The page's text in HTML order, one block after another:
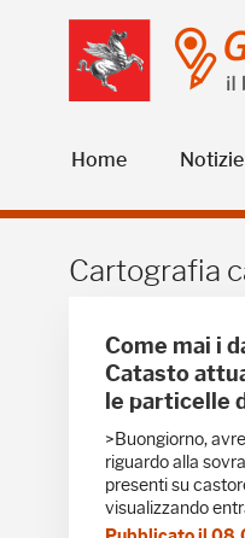
Skip to Main Content
Home Notizie
Cartografia
Come mai i
Catasto
le particelle
>Buongiorno,
riguardo alla
presenti su
visualizzando